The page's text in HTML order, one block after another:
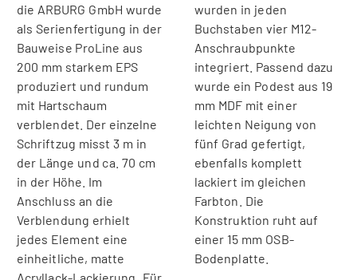
die ARBURG GmbH wurde
als Serienfertigung in der
Bauweise ProLine aus
200 mm starkem EPS
produziert und rundum
mit Hartschaum
verblendet. Der einzelne
Schriftzug misst 3 m in
der Länge und ca. 70 cm
in der Höhe. Im
Anschluss an die
Verblendung erhielt
jedes Element eine
einheitliche, matte
Acryllack-Lackierung. Für
wurden in jeden
Buchstaben vier M12-
Anschraubpunkte
integriert. Passend dazu
wurde ein Podest aus 19
mm MDF mit einer
leichten Neigung von
fünf Grad gefertigt,
ebenfalls komplett
lackiert im gleichen
Farbton. Die
Konstruktion ruht auf
einer 15 mm OSB-
Bodenplatte.